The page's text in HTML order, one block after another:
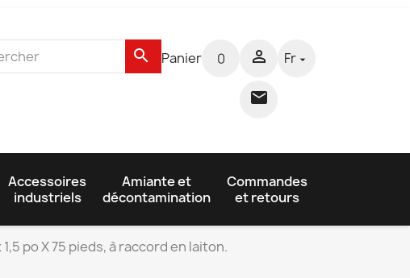
search Panier 0 

Fr 
Accessoires
industriels
Amiante et
décontamination
Commandes
et retours
po X 75 pieds, à raccord en laiton.